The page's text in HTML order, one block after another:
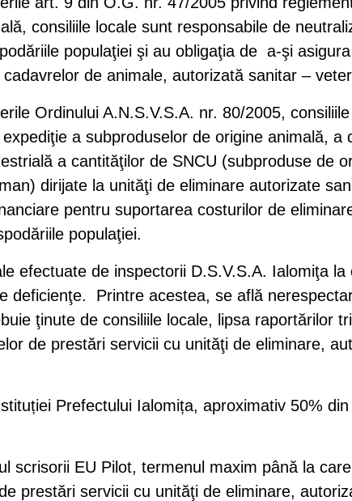
consiliile locale sunt responsabile de
populaţiei şi au obligaţia de a-şi
de animale, autorizată sanitar –
Ordinului A.N.S.V.S.A. nr. 80/2005,
a subproduselor de origine animală, a
a cantităţilor de SNCU (subproduse de
dirijate la unităţi de eliminare autorizate
pentru suportarea costurilor de
populaţiei.
efectuate de inspectorii D.S.V.S.A. Ialomiţa la
deficienţe. Printre acestea, se află
ţinute de consiliile locale, lipsa raportărilor
de prestări servicii cu unităţi de eliminare,
Prefectului Ialomița, aproximativ 50%
scrisorii EU Pilot, termenul maxim până la
prestări servicii cu unităţi de eliminare,